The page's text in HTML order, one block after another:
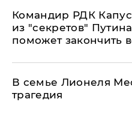
Командир РДК
из "секретов"
поможет закончить
В семье Лионеля
трагедия